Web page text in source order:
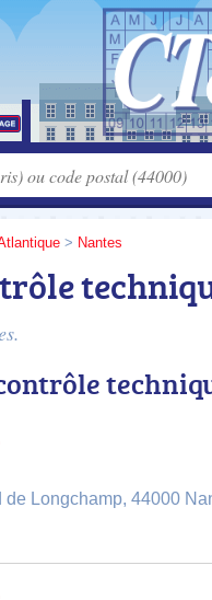
> Nantes
de Longchamp, 44000